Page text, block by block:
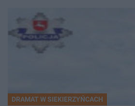
DRAMAT W SIEKIERZYŃCACH